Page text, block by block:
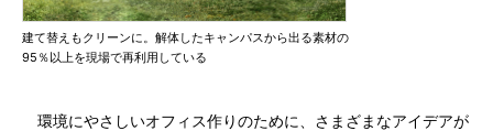
建て替えもクリーンに。解体したキャンパスから出る素材の
95％以上を現場で再利用している
環境にやさしいオフィス作りのために、さまざまなアイデアが